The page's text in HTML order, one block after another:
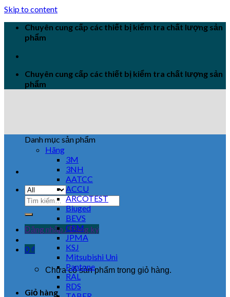
Skip to content
Chuyên cung cấp các thiết bị kiểm tra chất lượng sản
phẩm
Chuyên cung cấp các thiết bị kiểm tra chất lượng sản
phẩm
Đăng nhập / Đăng ký
0 ₫
Chưa có sản phẩm trong giỏ hàng.
Giỏ hàng
Danh mục sản phẩm
Hãng
3M
3NH
AATCC
ACCU
ARCOTEST
Biuged
BEVS
CEM
JPMA
KSJ
Mitsubishi Uni
Pantone
RAL
RDS